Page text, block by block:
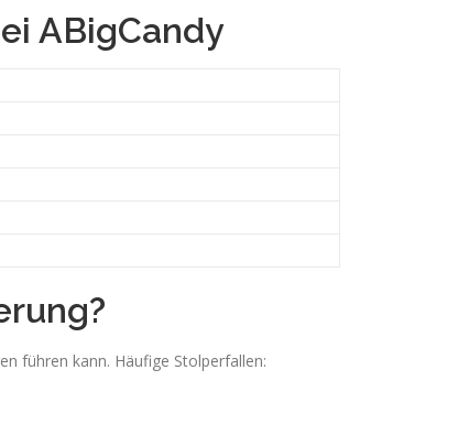
ABigCandy
führen kann. Häufige Stolperfallen: